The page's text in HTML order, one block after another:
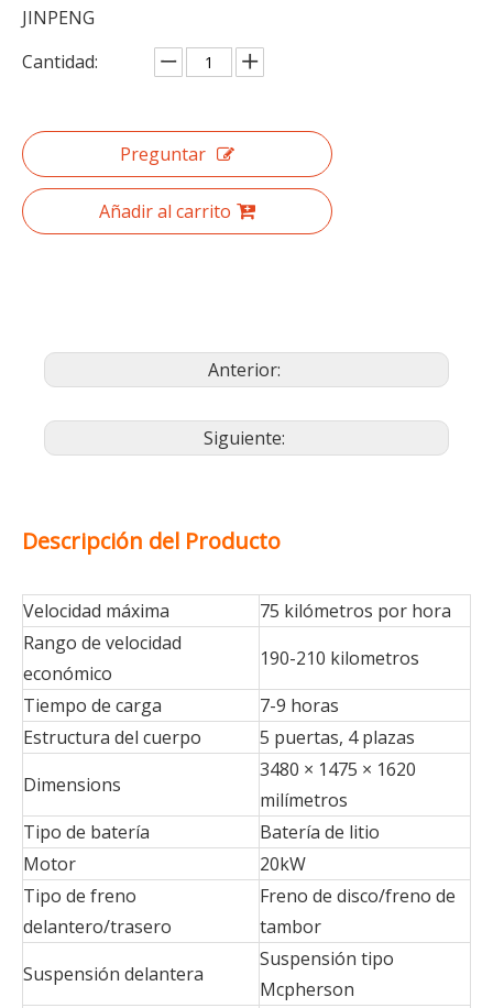
JINPENG
Cantidad:
Preguntar
Añadir al carrito
Anterior:
Siguiente:
Descripción del Producto
Velocidad máxima
75 kilómetros por hora
Rango de velocidad
económico
190-210 kilometros
Tiempo de carga
7-9 horas
Estructura del cuerpo
5 puertas, 4 plazas
Dimensions
3480 × 1475 × 1620
milímetros
Tipo de batería
Batería de litio
Motor
20kW
Tipo de freno
delantero/trasero
Freno de disco/freno de
tambor
Suspensión delantera
Suspensión tipo
Mcpherson